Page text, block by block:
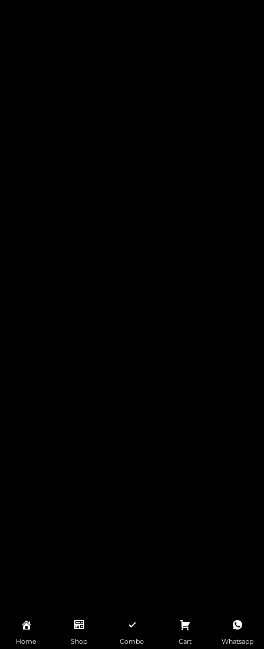
Home Shop Combo Cart Whatsapp